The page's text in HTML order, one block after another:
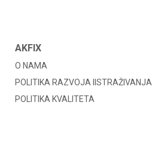
AKFIX
O NAMA
POLITIKA RAZVOJA IISTRAŽIVANJA
POLITIKA KVALITETA